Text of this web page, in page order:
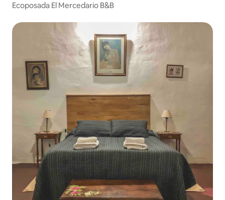
Ecoposada El Mercedario B&B